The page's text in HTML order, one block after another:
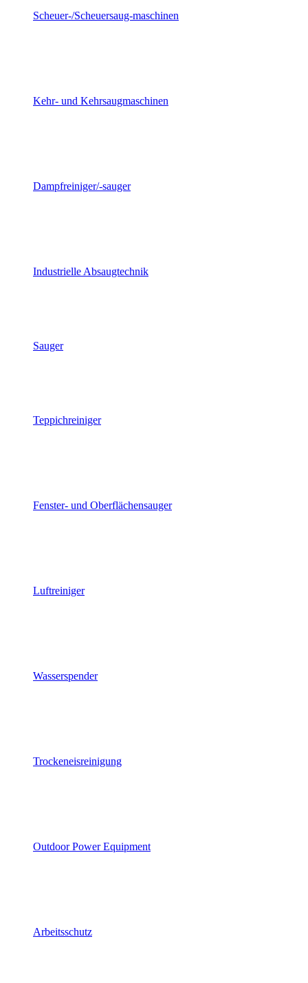
Scheuer-/Scheuersaug-maschinen
Kehr- und Kehrsaugmaschinen
Dampfreiniger/-sauger
Industrielle Absaugtechnik
Sauger
Teppichreiniger
Fenster- und Oberflächensauger
Luftreiniger
Wasserspender
Trockeneisreinigung
Outdoor Power Equipment
Arbeitsschutz